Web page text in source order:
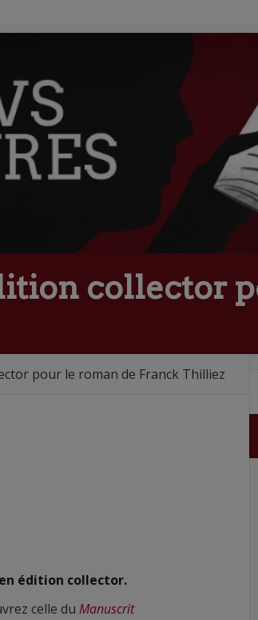
collector
pour le roman de Franck Thilliez
édition collector.
celle du Manuscrit